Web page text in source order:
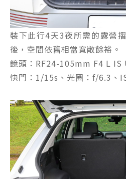
裝下此行4天3夜所需的露營
後，空間依舊相當寬敞餘裕。
鏡頭：RF24-105mm F4 L IS
快門：1/15s、光圈：f/6.3、